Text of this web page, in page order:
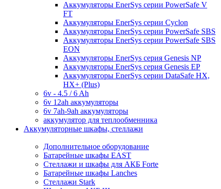
Аккумуляторы EnerSys серии PowerSafe V
FT
Аккумуляторы EnerSys серии Cyclon
Аккумуляторы EnerSys серии PowerSafe SBS
Аккумуляторы EnerSys серии PowerSafe SBS
EON
Аккумуляторы EnerSys серия Genesis NP
Аккумуляторы EnerSys серия Genesis EP
Аккумуляторы EnerSys серии DataSafe HX,
HX+ (Plus)
6v - 4.5 / 6 Ah
6v 12ah аккумуляторы
6v 7ah-9ah аккумуляторы
аккумулятор для теплообменника
Аккумуляторные шкафы, стеллажи
Дополнительное оборудование
Батарейные шкафы EAST
Стеллажи и шкафы для АКБ Forte
Батарейные шкафы Lanches
Стеллажи Stark